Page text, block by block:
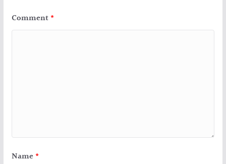
Comment *
Name *